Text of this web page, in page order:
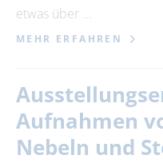
etwas über …
MEHR ERFAHREN
Aufnahmen
Nebeln und